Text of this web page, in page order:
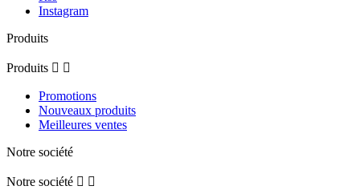
Instagram
Produits
Produits  
Promotions
Nouveaux produits
Meilleures ventes
Notre société
Notre société  